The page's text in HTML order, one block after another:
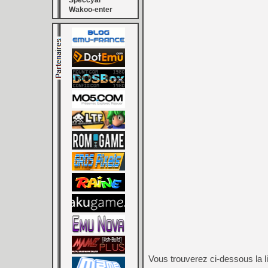
Wakoo-enter
Vous trouverez ci-dessous la